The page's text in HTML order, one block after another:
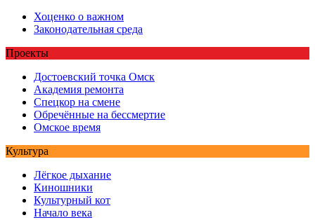
Хоценко о важном
Законодательная среда
Проекты
Достоевский точка Омск
Академия ремонта
Спецкор на смене
Обречённые на бессмертие
Омское время
Культура
Лёгкое дыхание
Киношники
Культурный кот
Начало века